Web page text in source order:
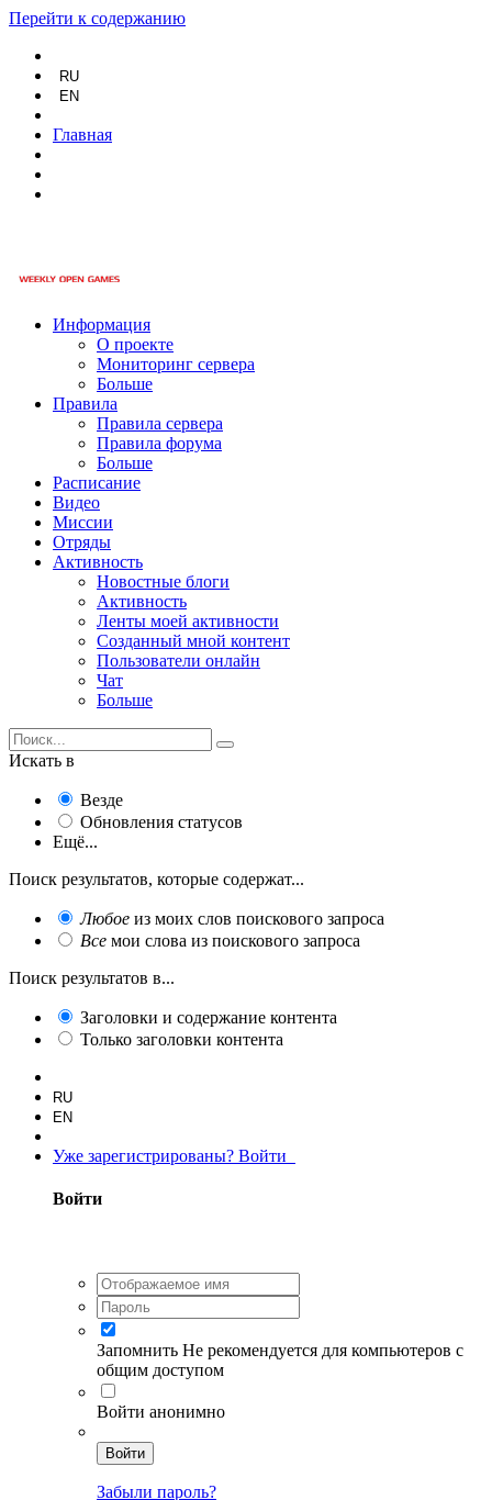
Перейти к содержанию
RU
EN
Главная
Информация
О проекте
Мониторинг сервера
Больше
Правила
Правила сервера
Правила форума
Больше
Расписание
Видео
Миссии
Отряды
Активность
Новостные блоги
Активность
Ленты моей активности
Созданный мной контент
Пользователи онлайн
Чат
Больше
Искать в
Везде
Обновления статусов
Ещё...
Поиск результатов, которые содержат...
Любое из моих слов поискового запроса
Все мои слова из поискового запроса
Поиск результатов в...
Заголовки и содержание контента
Только заголовки контента
RU
EN
Уже зарегистрированы? Войти
Войти
Запомнить Не рекомендуется для компьютеров с
общим доступом
Войти анонимно
Войти
Забыли пароль?